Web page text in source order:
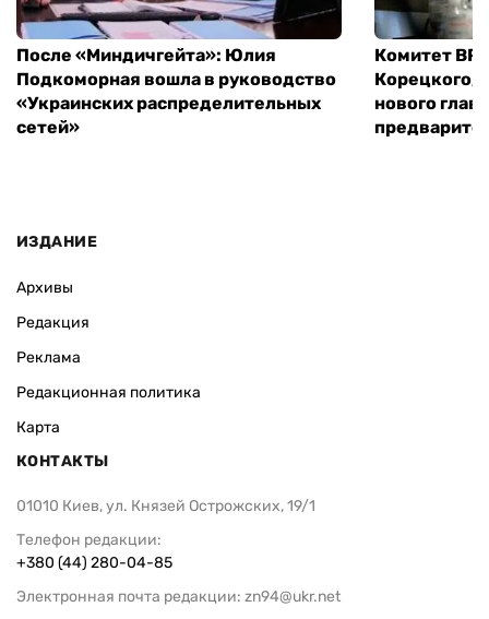
После «Миндичгейта»: Юлия
Подкоморная вошла в руководство
«Украинских распределительных
сетей»
Комитет ВР
Корецкого,
нового
ИЗДАНИЕ
Архивы
Редакция
Реклама
Редакционная политика
Карта
КОНТАКТЫ
01010 Киев, ул. Князей Острожских, 19/1
Телефон редакции:
+380 (44) 280-04-85
Электронная почта редакции: zn94@ukr.net